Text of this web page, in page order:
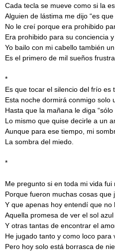
Cada tecla se mueve como si la
Alguien de lástima me dijo “es que
No le creí porque era prohibido
Era prohibido para su conciencia
Yo bailo con mi cabello también
Es el primero de mil sueños
*
Es que tocar el silencio del frío es
Esta noche dormirá conmigo solo
Hasta que la mañana le diga “sólo
Lo mismo que quise decirle a un
Aunque para ese tiempo, mi
La sombra del miedo.
*
Me pregunto si en toda mi vida fui
Porque fueron muchas cosas que
Y que apenas hoy entendí que no
Aquella promesa de ver el sol
Y otras tantas de encontrar el
He jugado tanto y como loco para
Pero hoy solo está borrasca de